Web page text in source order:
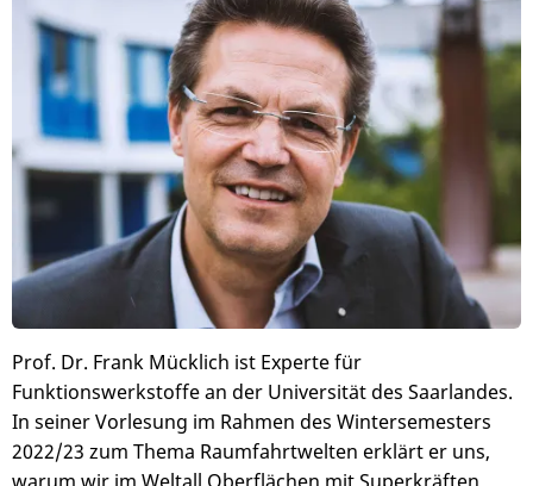
Prof. Dr. Frank Mücklich ist Experte für
Funktionswerkstoffe an der Universität des Saarlandes.
In seiner Vorlesung im Rahmen des Wintersemesters
2022/23 zum Thema Raumfahrtwelten erklärt er uns,